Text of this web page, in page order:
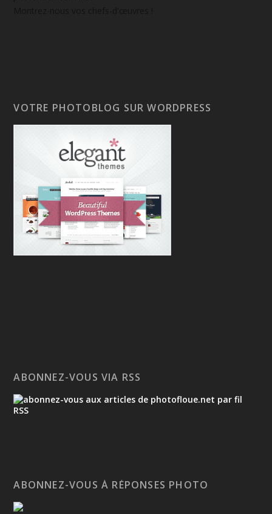
VOTRE PHOTOBLOG SUR WORDPRESS
ABONNEZ-VOUS VIA RSS
ABONNEZ-VOUS À RÉPONSES PHOTO